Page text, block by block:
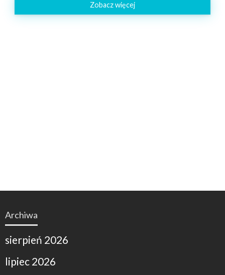
Zobacz więcej
Archiwa
sierpień 2026
lipiec 2026